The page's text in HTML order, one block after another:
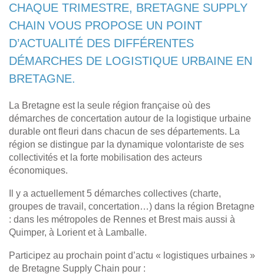
CHAQUE TRIMESTRE, BRETAGNE SUPPLY
CHAIN VOUS PROPOSE UN POINT
D’ACTUALITÉ DES DIFFÉRENTES
DÉMARCHES DE LOGISTIQUE URBAINE EN
BRETAGNE.
La Bretagne est la seule région française où des
démarches de concertation autour de la logistique urbaine
durable ont fleuri dans chacun de ses départements. La
région se distingue par la dynamique volontariste de ses
collectivités et la forte mobilisation des acteurs
économiques.
Il y a actuellement 5 démarches collectives (charte,
groupes de travail, concertation…) dans la région Bretagne
: dans les métropoles de Rennes et Brest mais aussi à
Quimper, à Lorient et à Lamballe.
Participez au prochain point d’actu « logistiques urbaines »
de Bretagne Supply Chain pour :